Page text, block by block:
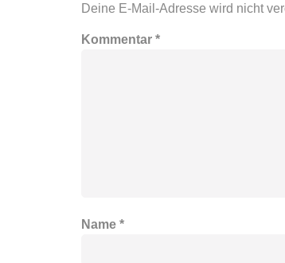
Deine E-Mail-Adresse wird nicht
Kommentar *
Name *